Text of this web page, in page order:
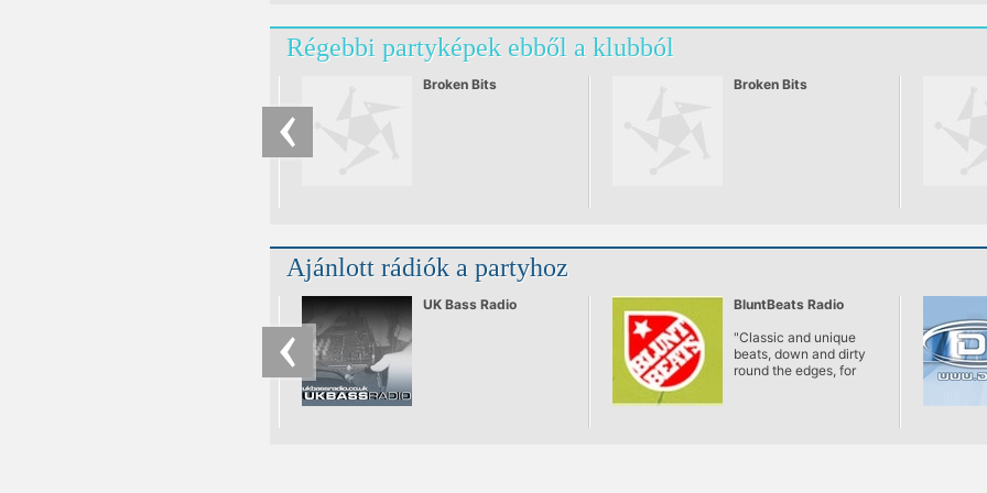
van itt szó, aki nem,
annak meg:
fogalmak és csak az
külalaknak belsejébe
Régebbi partyképek ebből a klubból
Broken Bits Broken Bits
Ajánlott rádiók a partyhoz
UK Bass Radio
BluntBeats Radio
"Classic and unique
beats, down and dirty
round the edges, for